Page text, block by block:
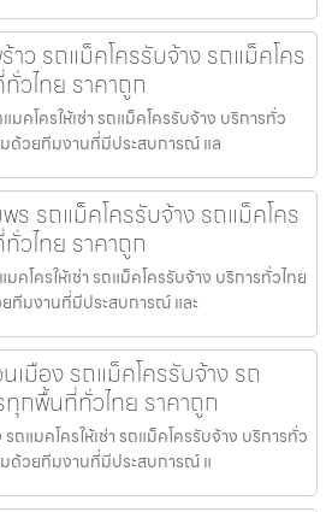
าว รถแม็คโครรับจ้าง รถแม็คโคร
วไทย ราคาถูก
มคโครให้เช่า รถแม็คโครรับจ้าง บริการทั่ว
มด้วยทีมงานที่มีประสบการณ์ แล
ร รถแม็คโครรับจ้าง รถแม็คโคร
วไทย ราคาถูก
คโครให้เช่า รถแม็คโครรับจ้าง บริการทั่วไทย
ทีมงานที่มีประสบการณ์ และ
เมือง รถแม็คโครรับจ้าง รถ
ทุกพื้นที่ทั่วไทย ราคาถูก
ถแมคโครให้เช่า รถแม็คโครรับจ้าง บริการทั่ว
มด้วยทีมงานที่มีประสบการณ์ แ